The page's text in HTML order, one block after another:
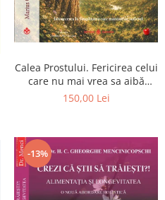
Calea Prostului. Fericirea celui
care nu mai vrea sa aibă
dreptate - Intoarcerea la
150,00 Lei
-13%